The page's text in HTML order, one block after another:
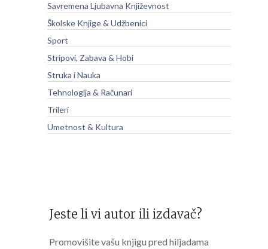
Savremena Ljubavna Književnost
Školske Knjige & Udžbenici
Sport
Stripovi, Zabava & Hobi
Struka i Nauka
Tehnologija & Računari
Trileri
Umetnost & Kultura
Jeste li vi autor ili izdavač?
Promovišite vašu knjigu pred hiljadama